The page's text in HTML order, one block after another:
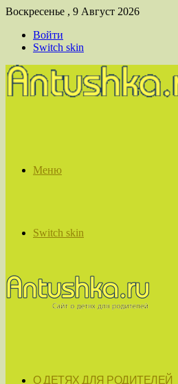
Воскресенье , 9 Август 2026
Войти
Switch skin
Меню
Switch skin
О ДЕТЯХ ДЛЯ РОДИТЕЛЕЙ